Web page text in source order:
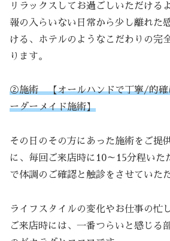
リラックスしてお過ごしいただける
報の入らいない日常から少し離れた
ける、ホテルのようなこだわりの完
ります。
②施術 【オールハンドで丁寧/的確
ーダーメイド施術】
その日のその方にあった施術をご提
に、毎回ご来店時に10～15分程いた
で体調のご確認と触診をさせていた
ライフスタイルの変化やお仕事の忙
ご来店時には、一番つらいと感じる